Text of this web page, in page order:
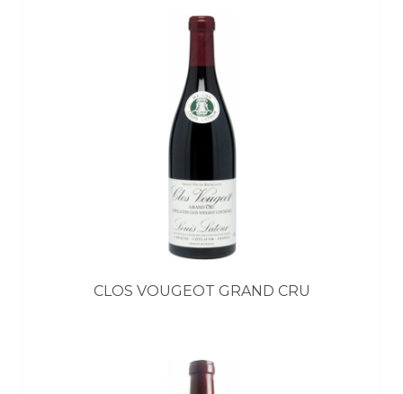
CLOS VOUGEOT GRAND CRU